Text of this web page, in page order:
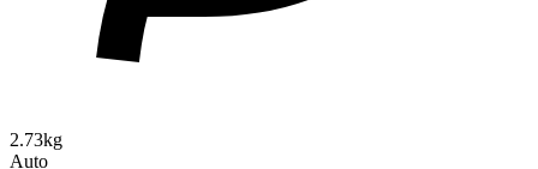
2.73kg
Auto